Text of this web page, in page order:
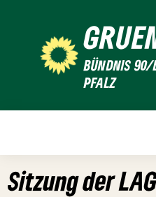
BÜNDNIS 90/
PFALZ
Sitzung der